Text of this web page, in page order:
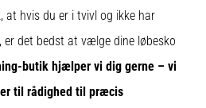
at hvis du er i tvivl og ikke har
er det bedst at vælge dine løbesko
butik hjælper vi dig gerne – vi
til rådighed til præcis